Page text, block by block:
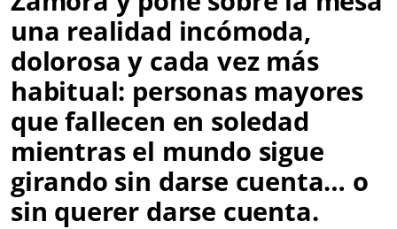
una realidad incómoda,
dolorosa y cada vez más
habitual: personas mayores
que fallecen en soledad
mientras el mundo sigue
girando sin darse cuenta… o
sin querer darse cuenta.